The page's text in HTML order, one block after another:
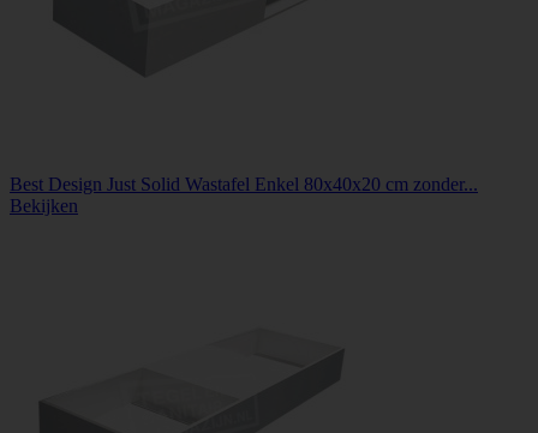
Best Design Just Solid Wastafel Enkel 80x40x20 cm zonder...
Bekijken